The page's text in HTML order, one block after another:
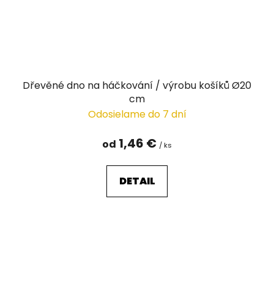
Dřevěné dno na háčkování / výrobu košíků Ø20
cm
Odosielame do 7 dní
od 1,46 € / ks
DETAIL